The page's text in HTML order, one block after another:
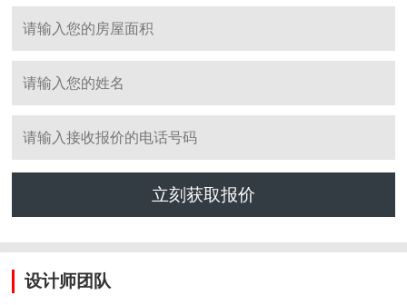
立刻获取报价
设计师团队